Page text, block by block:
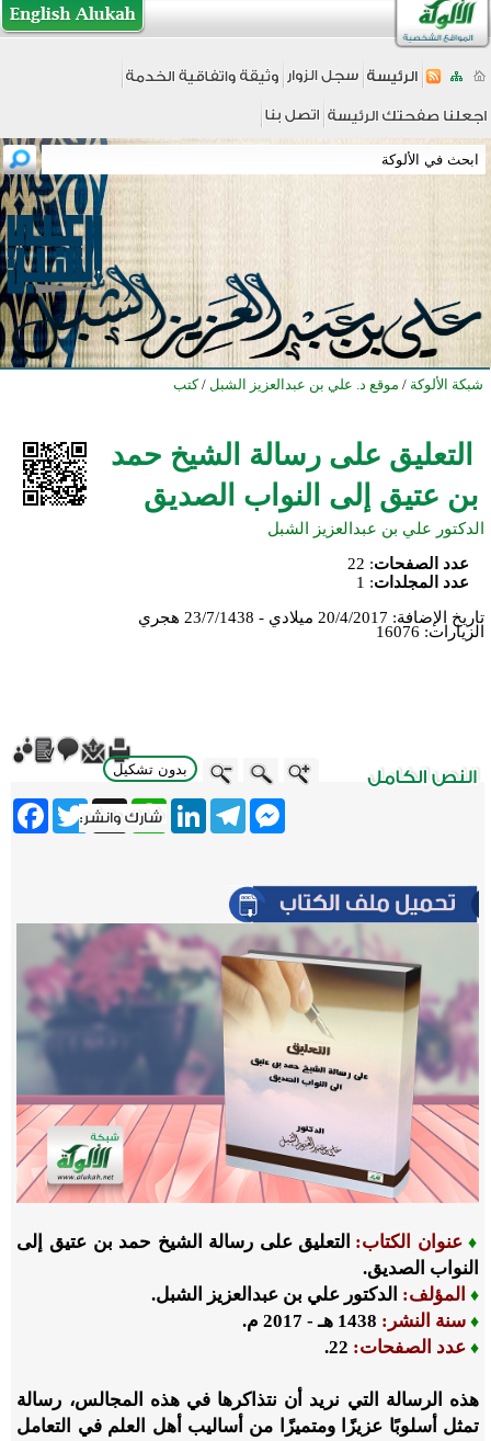
شبكة الألوكة / موقع د. علي بن عبدالعزيز الشبل / كتب
التعليق على رسالة الشيخ حمد
بن عتيق إلى النواب الصديق
الدكتور علي بن عبدالعزيز الشبل
عدد الصفحات:
22
عدد المجلدات:
1
تاريخ الإضافة: 20/4/2017 ميلادي - 23/7/1438 هجري
الزيارات: 16076
بدون تشكيل
Twitter X
WhatsApp
LinkedInTelegram
Messenger
♦عنوان الكتاب: التعليق على رسالة الشيخ حمد بن عتيق إلى
النواب الصديق.
♦ المؤلف: الدكتور علي بن عبدالعزيز الشبل.
♦ سنة النشر: 1438 هـ - 2017 م.
♦ عدد الصفحات: 22.
هذه الرسالة التي نريد أن نتذاكرها في هذه المجالس، رسالة
تمثل أسلوبًا عزيزًا ومتميزًا من أساليب أهل العلم في التعامل